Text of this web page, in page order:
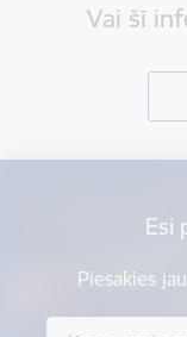
Vai šī
Esi
Piesakies